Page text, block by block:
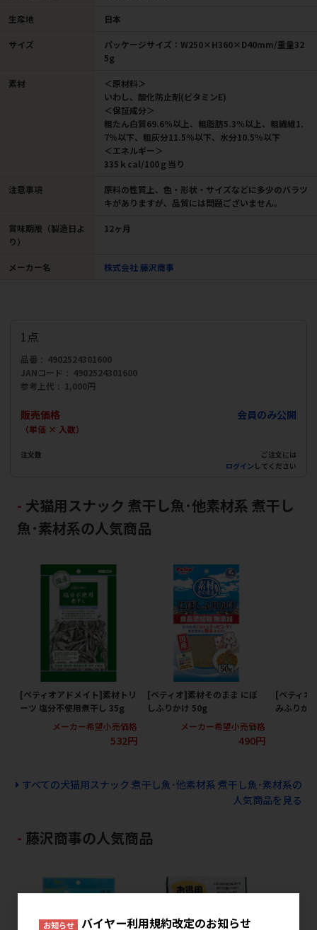
生産地 日本
サイズ
パッケージサイズ：W250×H360×D40mm/重量32
5g
素材
＜原材料＞
いわし、酸化防止剤(ビタミンE)
＜保証成分＞
粗たん白質69.6％以上、粗脂肪5.3％以上、粗繊維1.
7％以下、粗灰分11.5％以下、水分10.5％以下
＜エネルギー＞
335ｋcal/100ｇ当り
注意事項
原料の性質上、色・形状・サイズなどに多少のバラツ
キがありますが、品質には問題ございません。
賞味期限（製造日よ
り）
12ヶ月
メーカー名 株式会社 藤沢商事
1点
品番
4902524301600
JANコード
4902524301600
参考上代
1,000円
販売価格
（単価 × 入数）
会員のみ公開
注文数
ご注文には
ログイン してください
犬猫用スナック 煮干し魚･他素材系 煮干し
魚･素材系の人気商品
[ペティオアドメイト]素材トリ
ーツ 塩分不使用煮干し 35g
メーカー希望小売価格
532円
[ペティオ]素材そのまま にぼ
しふりかけ 50g
メーカー希望小売価格
490円
[ペティオ
みふりか
すべての犬猫用スナック 煮干し魚･他素材系 煮干し魚･素材系の
人気商品を見る
藤沢商事の人気商品
お知らせ バイヤー利用規約改定のお知らせ